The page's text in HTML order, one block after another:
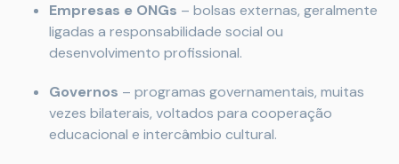
Empresas e ONGs – bolsas externas, geralmente
ligadas a responsabilidade social ou
desenvolvimento profissional.
Governos – programas governamentais, muitas
vezes bilaterais, voltados para cooperação
educacional e intercâmbio cultural.